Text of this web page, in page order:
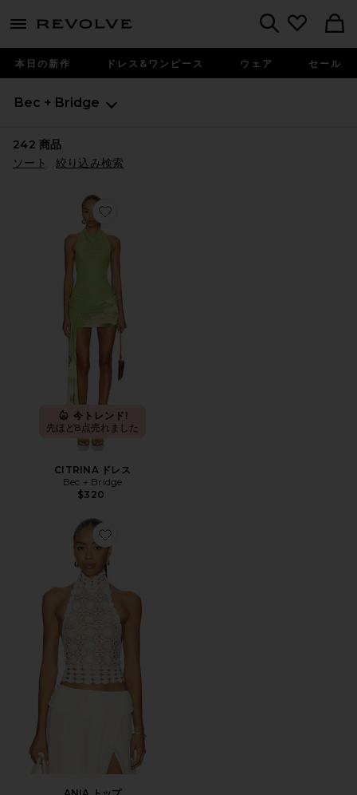
menu - shows more content
本日の新作 ドレス&ワンピース ウェア セール
Bec + Bridge
242 商品
ソート
絞り込み検索
Favorite CITRINA ドレス
今トレンド!
先ほど8点売れました
CITRINA ドレス
Bec + Bridge
$320
Favorite ANIA トップ